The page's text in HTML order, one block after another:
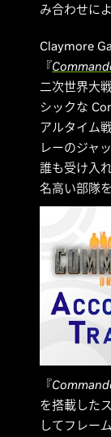
み合わせに
Claymore
『
二次世界大
シックな
アルタイム
レーのジャ
誰も受け入
名高い部隊
『
を搭載した
してフレー